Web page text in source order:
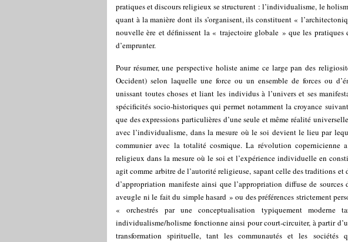
pratiques et discours religieux se structurent : l’individualisme, le
quant à la manière dont ils s’organisent, ils constituent «
nouvelle ère et définissent la « trajectoire globale » que les pratiques
d’emprunter.
Pour résumer, une perspective holiste anime ce large pan des
Occident) selon laquelle une force ou un ensemble de forces ou
unissant toutes choses et liant les individus à l’univers et ses
spécificités socio-historiques qui permet notamment la croyance
que des expressions particulières d’une seule et même réalité
avec l’individualisme, dans la mesure où le soi devient le lieu par
communier avec la totalité cosmique. La révolution copernicienne
religieux dans la mesure où le soi et l’expérience individuelle en
agit comme arbitre de l’autorité religieuse, sapant celle des traditions
d’appropriation manifeste ainsi que l’appropriation diffuse de sources
aveugle ni le fait du simple hasard » ou des préférences strictement
« orchestrés par une conceptualisation typiquement
individualisme/holisme fonctionne ainsi pour court-circuiter, à partir
transformation spirituelle, tant les communautés et les